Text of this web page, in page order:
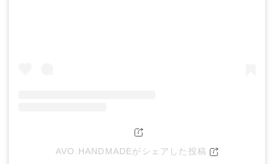
AVO.HANDMADEがシェアした投稿